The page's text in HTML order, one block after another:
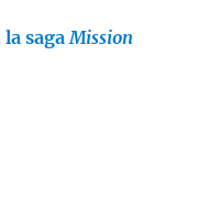
saga Mission